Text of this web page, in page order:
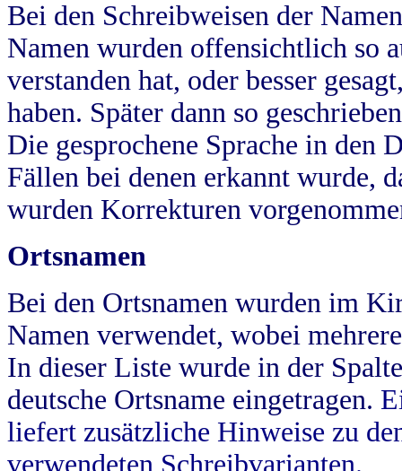
Bei den Schreibweisen der
Namen wurden offensichtlich so
verstanden hat, oder besser
haben. Später dann so
Die gesprochene Sprache in
Fällen bei denen erkannt wurde,
wurden Korrekturen
Ortsnamen
Bei den Ortsnamen wurden im
Namen verwendet, wobei
In dieser Liste wurde in der
deutsche Ortsname eingetragen.
liefert zusätzliche Hinweise zu
verwendeten Schreibvarianten.